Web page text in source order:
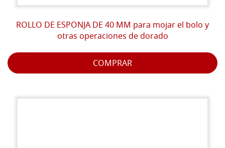
ROLLO DE ESPONJA DE 40 MM para mojar el bolo y
otras operaciones de dorado
COMPRAR